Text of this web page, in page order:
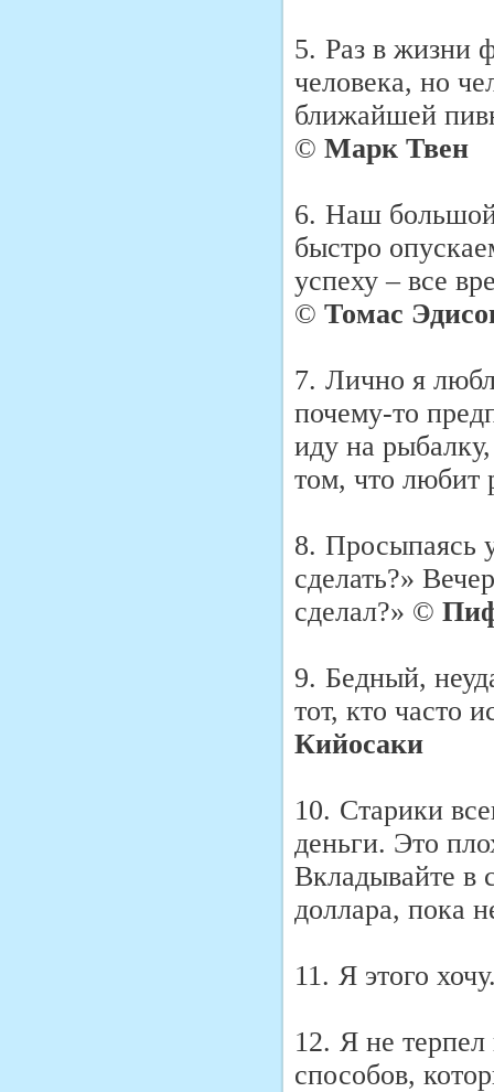
5. Раз в жизни
человека, но
ближайшей
© Марк Твен
6. Наш
быстро
успеху – все
© Томас
7. Лично я
почему-то
иду на
том, что
8. Просыпаясь
сделать?»
сделал?» ©
9. Бедный,
тот, кто часто
Кийосаки
10. Старики
деньги. Это
Вкладывайте в
доллара, пока
11. Я этого
12. Я не
способов,